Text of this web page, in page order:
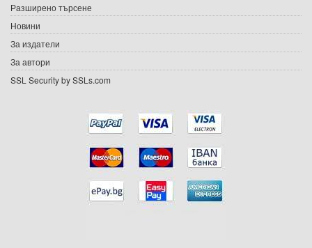
Подаръци
Ваучери
Разширено търсене
Новини
За издатели
За автори
SSL Security by SSLs.com